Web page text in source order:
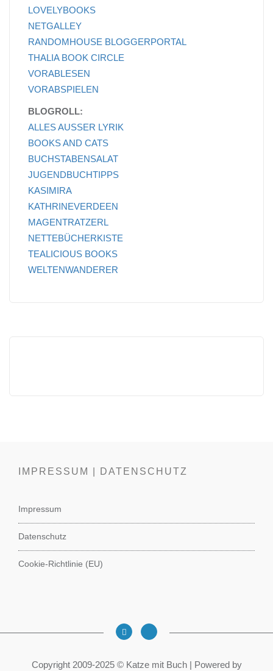
LOVELYBOOKS
NETGALLEY
RANDOMHOUSE BLOGGERPORTAL
THALIA BOOK CIRCLE
VORABLESEN
VORABSPIELEN
BLOGROLL:
ALLES AUSSER LYRIK
BOOKS AND CATS
BUCHSTABENSALAT
JUGENDBUCHTIPPS
KASIMIRA
KATHRINEVERDEEN
MAGENTRATZERL
NETTEBÜCHERKISTE
TEALICIOUS BOOKS
WELTENWANDERER
IMPRESSUM | DATENSCHUTZ
Impressum
Datenschutz
Cookie-Richtlinie (EU)
Copyright 2009-2025 © Katze mit Buch | Powered by